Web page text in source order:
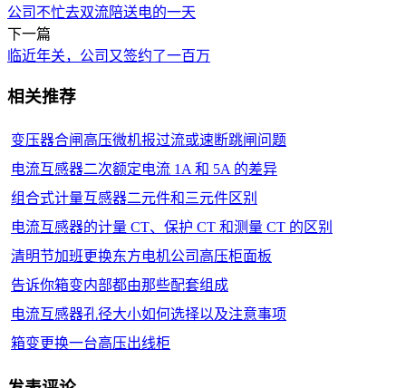
公司不忙去双流陪送电的一天
下一篇
临近年关，公司又签约了一百万
相关推荐
变压器合闸高压微机报过流或速断跳闸问题
电流互感器二次额定电流 1A 和 5A 的差异
组合式计量互感器二元件和三元件区别
电流互感器的计量 CT、保护 CT 和测量 CT 的区别
清明节加班更换东方电机公司高压柜面板
告诉你箱变内部都由那些配套组成
电流互感器孔径大小如何选择以及注意事项
箱变更换一台高压出线柜